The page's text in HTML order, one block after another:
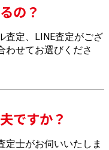
の？
査定、LINE査定がござ
わせてお選びくださ
ですか？
定士がお伺いいたしま